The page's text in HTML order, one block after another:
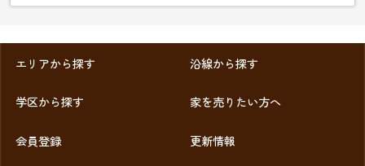
エリアから探す 沿線から探す
学区から探す 家を売りたい方へ
会員登録 更新情報